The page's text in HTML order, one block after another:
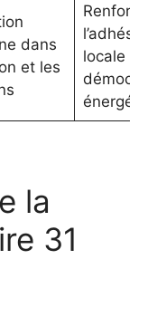
dans
et les
Renforcer
l’adhésion
locale et
la
31